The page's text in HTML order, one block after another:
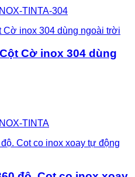
TINTA-304
Cờ inox 304 dùng
TINTA